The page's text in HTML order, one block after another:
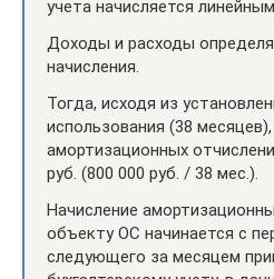
учета начисляется
Доходы и расходы
начисления.
Тогда, исходя из
использования (38
амортизационных
руб. (800 000 руб. / 38 мес.).
Начисление
объекту ОС начинается с
следующего за месяцем